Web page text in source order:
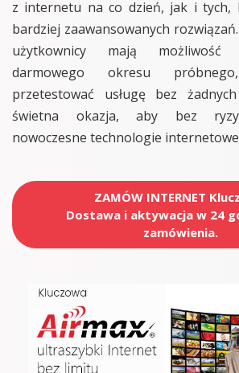
z internetu na co dzień, jak i tych,
bardziej zaawansowanych
użytkownicy mają możliwość
darmowego okresu
przetestować usługę bez
świetna okazja, aby bez
nowoczesne technologie
ZAMÓW INTERNET
Dostawa i aktywacja w 24
zamówienia.